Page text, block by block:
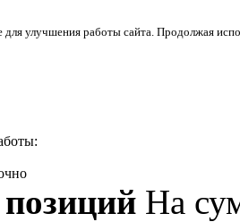
улучшения работы сайта. Продолжая
На